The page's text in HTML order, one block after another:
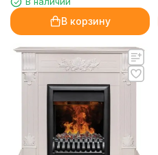
В корзину